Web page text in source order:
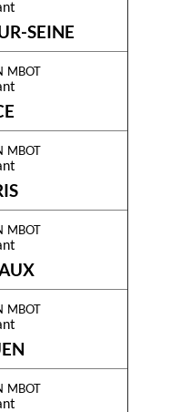
SEINE
mbot
mbot
mbot
mbot
mbot